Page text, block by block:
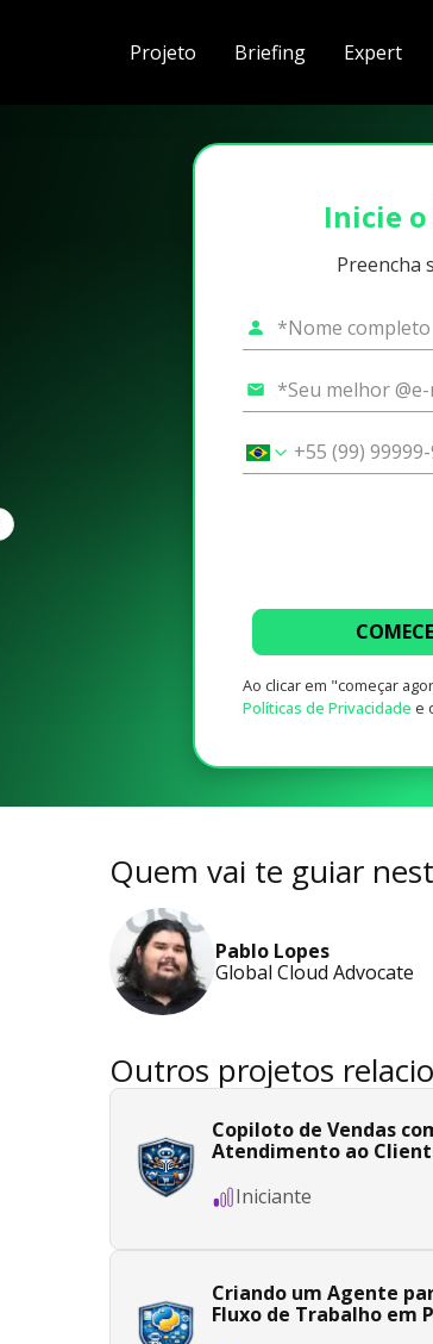
Projeto Briefing Expert
Inicie
Preencha
Ao clicar em "começar
Políticas de Privacidade e
Quem vai te guiar
Pablo Lopes
Global Cloud Advocate
Outros projetos
Copiloto de Vendas
Atendimento ao
Iniciante
Criando um Agente
Fluxo de Trabalho em